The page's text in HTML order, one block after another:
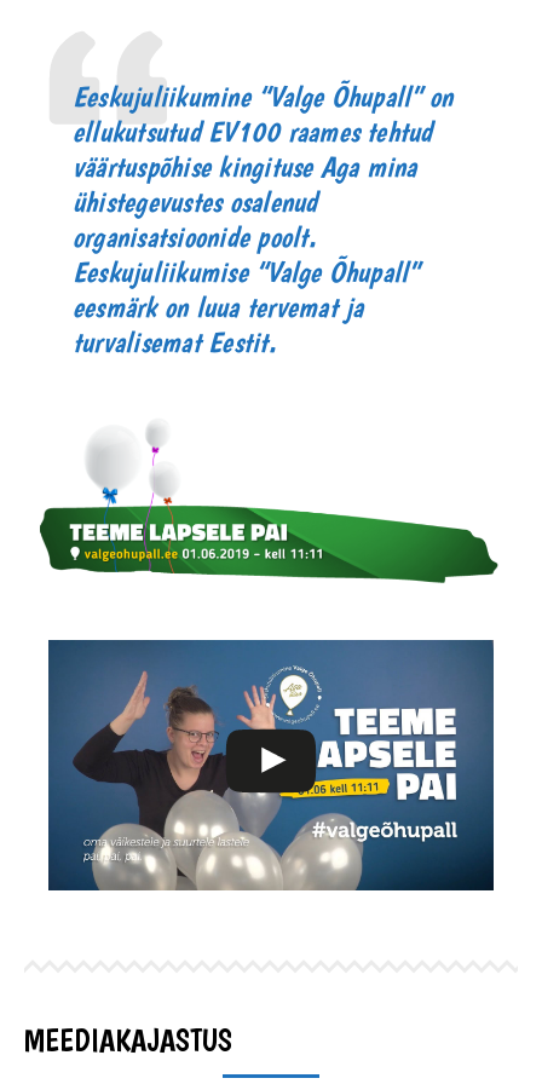
Eeskujuliikumine “Valge Õhupall” on
ellukutsutud EV100 raames tehtud
väärtuspõhise kingituse Aga mina
ühistegevustes osalenud
organisatsioonide poolt.
Eeskujuliikumise “Valge Õhupall”
eesmärk on luua tervemat ja
turvalisemat Eestit.
MEEDIAKAJASTUS